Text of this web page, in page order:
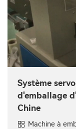
Système
d'emballage
Chine
Machine à